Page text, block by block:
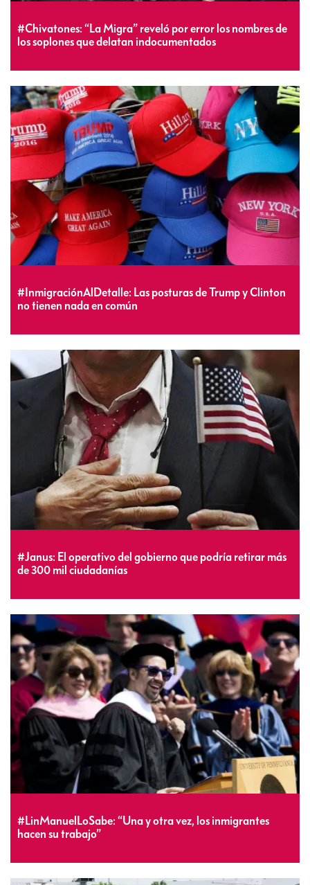
#Chivatones: “La Migra” reveló por error los nombres de
los soplones que delatan indocumentados
#InmigraciónAlDetalle: Las posturas de Trump y Clinton
no tienen nada en común
#Janus: El operativo del gobierno que podría retirar más
de 300 mil ciudadanías
#LinManuelLoSabe: “Una y otra vez, los inmigrantes
hacen su trabajo”